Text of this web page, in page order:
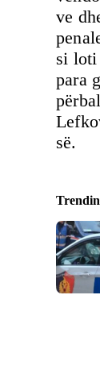
ve
si loti
para
së.